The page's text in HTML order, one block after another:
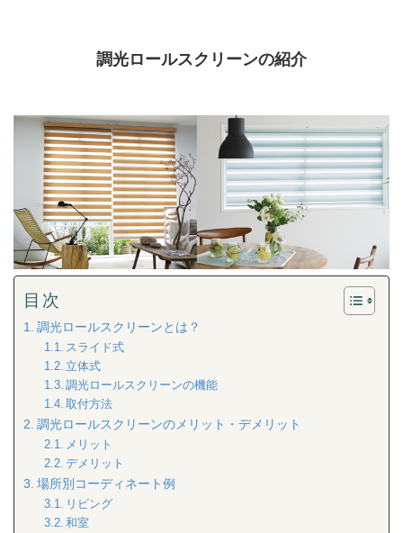
調光ロールスクリーンの紹介
目次
調光ロールスクリーンとは？
スライド式
立体式
調光ロールスクリーンの機能
取付方法
調光ロールスクリーンのメリット・デメリット
メリット
デメリット
場所別コーディネート例
リビング
和室